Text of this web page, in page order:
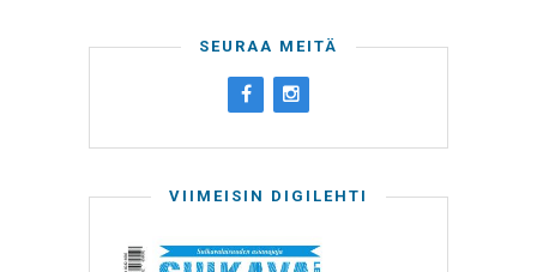
SEURAA MEITÄ
VIIMEISIN DIGILEHTI